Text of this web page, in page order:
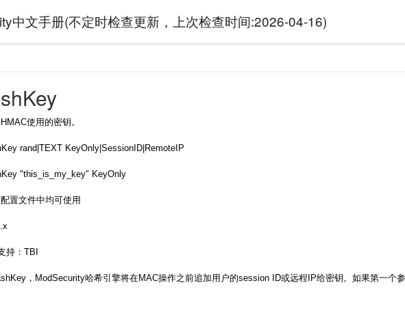
中文手册(不定时检查更新，上次检查时间:2026-04-16)
使用的密钥。
rand|TEXT KeyOnly|SessionID|RemoteIP
"this_is_my_key" KeyOnly
置文件中均可使用
持：TBI
，ModSecurity哈希引擎将在MAC操作之前追加用户的session ID或远程IP给密钥。如果第一个